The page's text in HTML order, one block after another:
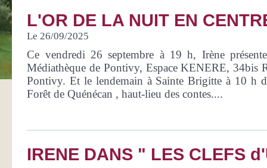
L'OR DE LA NUIT EN
Le 26/09/2025
Ce vendredi 26 septembre à 19 h, Irène
Médiathèque de Pontivy, Espace KENERE, 34bis
Pontivy. Et le lendemain à Sainte Brigitte à 10 h
Forêt de Quénécan , haut-lieu des contes....
IRENE DANS " LES CLEFS